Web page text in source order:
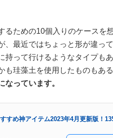
ための10個入りのケースを
、最近ではちょっと形が違っ
持って行けるようなタイプも
珪藻土を使用したものもある
っています。
すすめ神アイテム2023年4月更新版！